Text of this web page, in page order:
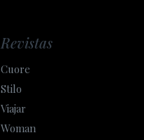
Revistas
Cuore
Stilo
Viajar
Woman